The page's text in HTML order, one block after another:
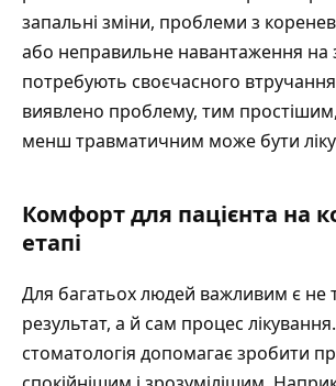
запальні зміни, проблеми з
або неправильне навантаження на
потребують своєчасного
виявлено проблему, тим
менш травматичним може бути
Комфорт для пацієнта на
етапі
Для багатьох людей важливим є не
результат, а й сам процес
стоматологія допомагає зробити